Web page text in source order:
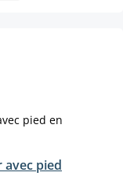
avec pied